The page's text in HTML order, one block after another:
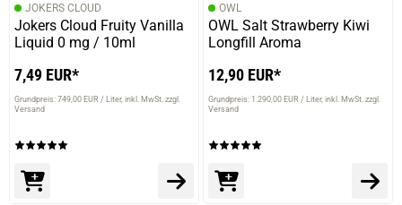
JOKERS CLOUD
Jokers Cloud Fruity Vanilla
Liquid 0 mg / 10ml
7,49 EUR*
Grundpreis: 749,00 EUR / Liter inkl. MwSt. zzgl.
Versand
OWL
OWL Salt Strawberry Kiwi
Longfill Aroma
12,90 EUR*
Grundpreis: 1.290,00 EUR / Liter inkl. MwSt. zzgl.
Versand